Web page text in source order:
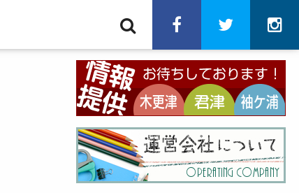
facebooktwitter